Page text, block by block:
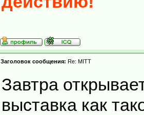
Заголовок сообщения: Re: MITT
Завтра
выставка как